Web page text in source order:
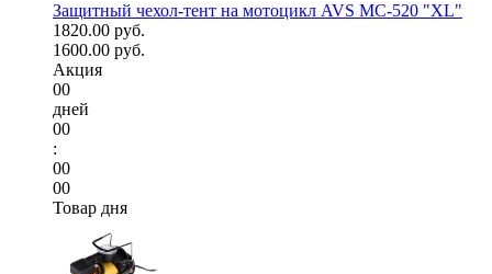
Защитный чехол-тент на мотоцикл AVS МС-520 "XL"
1820.00 руб.
1600.00 руб.
Акция
00
дней
00
:
00
00
Товар дня